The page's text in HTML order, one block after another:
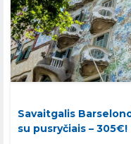
Savaitgalis
su pusryčiais – 305€!